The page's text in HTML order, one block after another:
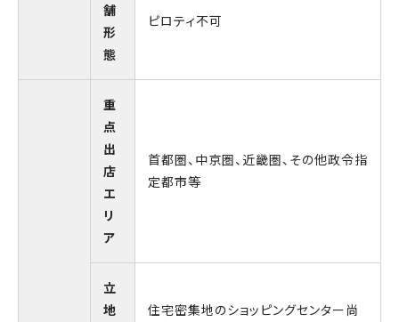
舗
形
態
ピロティ不可
重
点
出
店
エ
リ
ア
首都圏、中京圏、近畿圏、その他政令指
定都市等
立
地
住宅密集地のショッピングセンター尚